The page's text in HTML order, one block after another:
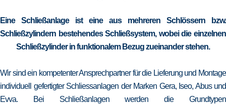
Eine Schließanlage ist eine aus mehreren Schlössern bzw.
Schließzylindern bestehendes Schließsystem, wobei die einzelnen
Schließzylinder in funktionalem Bezug zueinander stehen.
Wir sind ein kompetenter Ansprechpartner für die Lieferung und Montage
individuell gefertigter Schliessanlagen der Marken Gera, Iseo, Abus und
Evva. Bei Schließanlagen werden die Grundtypen